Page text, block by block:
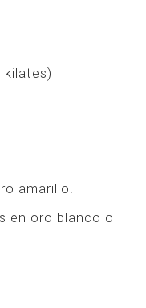
kilates)
amarillo.
en oro blanco o